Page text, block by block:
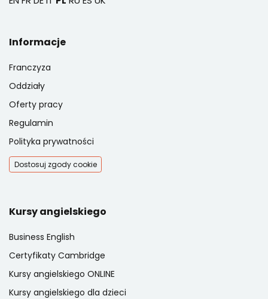
Informacje
Franczyza
Oddziały
Oferty pracy
Regulamin
Polityka prywatności
Dostosuj zgody cookie
Kursy angielskiego
Business English
Certyfikaty Cambridge
Kursy angielskiego ONLINE
Kursy angielskiego dla dzieci